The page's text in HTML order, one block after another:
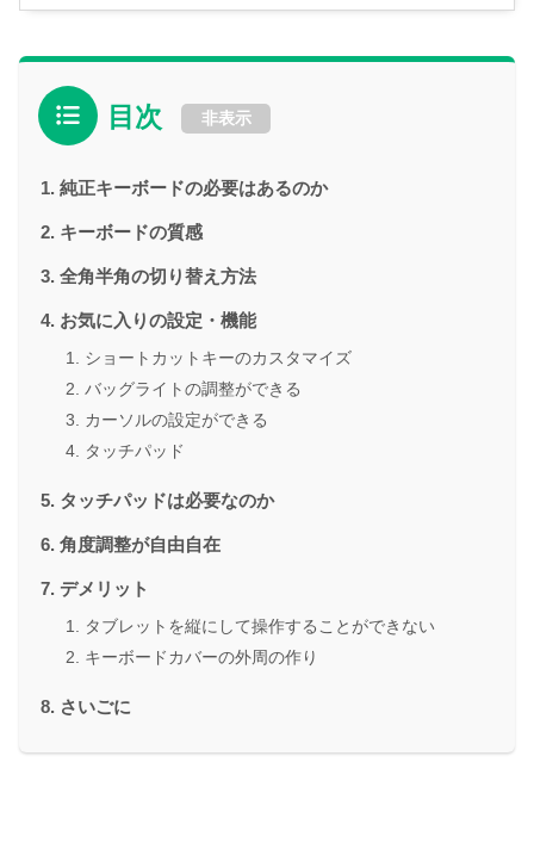
目次 非表示
純正キーボードの必要はあるのか
キーボードの質感
全角半角の切り替え方法
お気に入りの設定・機能
ショートカットキーのカスタマイズ
バッグライトの調整ができる
カーソルの設定ができる
タッチパッド
タッチパッドは必要なのか
角度調整が自由自在
デメリット
タブレットを縦にして操作することができない
キーボードカバーの外周の作り
さいごに